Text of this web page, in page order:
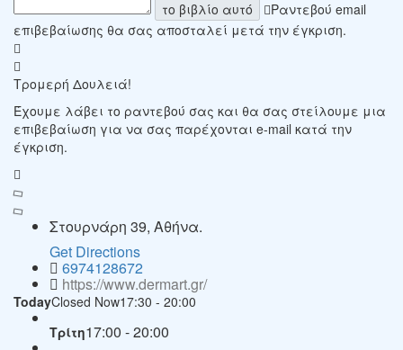
το βιβλίο αυτό
Ραντεβού email
επιβεβαίωσης θα σας αποσταλεί μετά την έγκριση.
Τρομερή Δουλειά!
Έχουμε λάβει το ραντεβού σας και θα σας στείλουμε μια
επιβεβαίωση για να σας παρέχονται e-mail κατά την
έγκριση.
Στουρνάρη 39, Αθήνα.
Get Directions
6974128672
https://www.dermart.gr/
TodayClosed Now17:30 - 20:00
Τρίτη17:00 - 20:00